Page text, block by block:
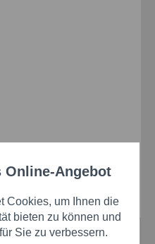
Aktiv
Aktiv
Online-Angebot
Cookies, um Ihnen die
bieten zu können und
Sie zu verbessern.